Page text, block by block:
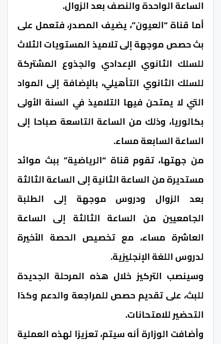
الساعة الواحدة والنصف بعد الزوال.
أما قناة “العيون”، يضيف المصدر، فتعمل على
بث حصص موجهة إلى تلاميذ المستويات الثلاث
للسلك الثانوي الإعدادي والجذوع المشتركة
للسلك الثانوي التأهيلي، بالإضافة إلى المواد
التي لا يمتحن فيها التلاميذ في السنة الأولى
بكالوريا، وذلك من الساعة التاسعة صباحا إلى
الساعة السابعة مساء.
من جهتها، تقوم قناة “الرياضية” ببث موائد
مستديرة من الساعة الثانية إلى الساعة الثالثة
بعد الزوال ودروس موجهة إلى الطلبة
الجامعيين من الساعة الثالثة إلى الساعة
العاشرة مساء، مع تخصيص الحصة الأخيرة
لدروس اللغة الإنجليزية.
وسينصب التركيز خلال هذه المرحلة الجديدة
للبث، على تقديم حصص للمراجعة والدعم وكذا
التحضير للامتحانات.
وأضافت الوزارة أنه سيتم، تعزيزا لهذه العملية